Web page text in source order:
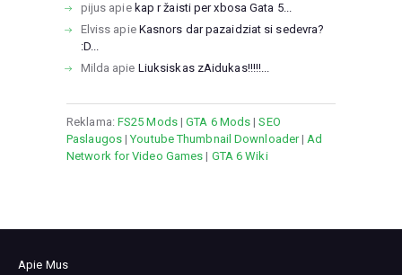
pijus apie kap r žaisti per xbosa Gata 5...
Elviss apie Kasnors dar pazaidziat si sedevra?
:D...
Milda apie Liuksiskas zAidukas!!!!!...
Reklama: FS25 Mods|GTA 6 Mods |SEO
Paslaugos|Youtube Thumbnail Downloader|Ad
Network for Video Games | GTA 6 Wiki
Apie Mus